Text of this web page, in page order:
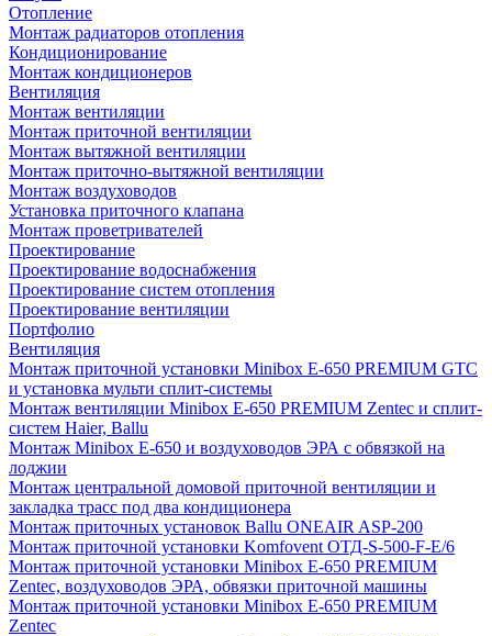
Отопление
Монтаж радиаторов отопления
Кондиционирование
Монтаж кондиционеров
Вентиляция
Монтаж вентиляции
Монтаж приточной вентиляции
Монтаж вытяжной вентиляции
Монтаж приточно-вытяжной вентиляции
Монтаж воздуховодов
Установка приточного клапана
Монтаж проветривателей
Проектирование
Проектирование водоснабжения
Проектирование систем отопления
Проектирование вентиляции
Портфолио
Вентиляция
Монтаж приточной установки Minibox E-650 PREMIUM GTC
и установка мульти сплит-системы
Монтаж вентиляции Minibox E-650 PREMIUM Zentec и сплит-
систем Haier, Ballu
Монтаж Minibox E-650 и воздуховодов ЭРА с обвязкой на
лоджии
Монтаж центральной домовой приточной вентиляции и
закладка трасс под два кондиционера
Монтаж приточных установок Ballu ONEAIR ASP-200
Монтаж приточной установки Komfovent ОТД-S-500-F-E/6
Монтаж приточной установки Minibox E-650 PREMIUM
Zentec, воздуховодов ЭРА, обвязки приточной машины
Монтаж приточной установки Minibox E-650 PREMIUM
Zentec